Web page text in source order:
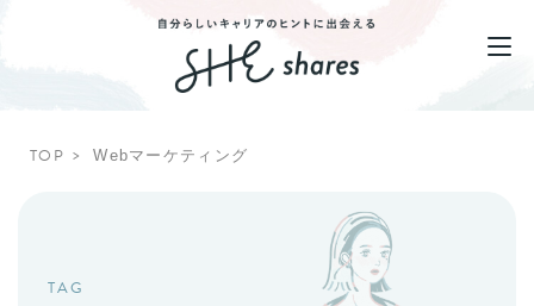
TOP Webマーケティング
TAG